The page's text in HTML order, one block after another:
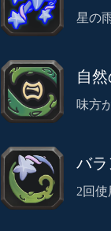
星の
自
味方
バラ
2回使